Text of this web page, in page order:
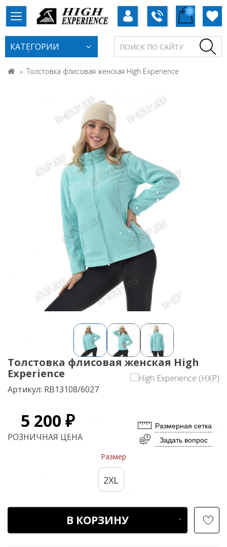
0
КАТЕГОРИИ
Толстовка флисовая женская High Experience
Толстовка флисовая женская High
Experience
Артикул: RB13108/6027
5 200 ₽
РОЗНИЧНАЯ ЦЕНА
Размерная сетка
Задать вопрос
Размер
2XL
В КОРЗИНУ